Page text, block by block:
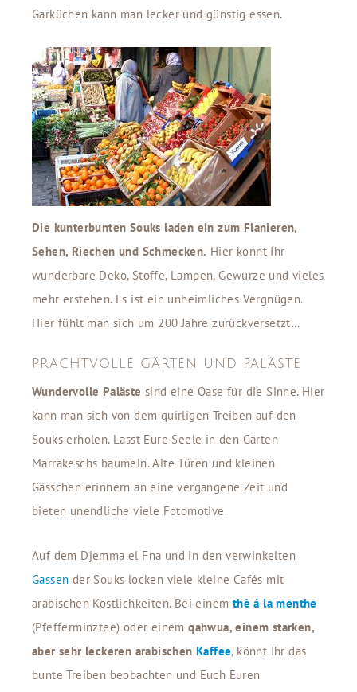
Garküchen kann man lecker und günstig essen.
Die kunterbunten Souks laden ein zum Flanieren,
Sehen, Riechen und Schmecken. Hier könnt Ihr
wunderbare Deko, Stoffe, Lampen, Gewürze und vieles
mehr erstehen. Es ist ein unheimliches Vergnügen.
Hier fühlt man sich um 200 Jahre zurückversetzt…
PRACHTVOLLE GÄRTEN UND PALÄSTE
Wundervolle Paläste sind eine Oase für die Sinne. Hier
kann man sich von dem quirligen Treiben auf den
Souks erholen. Lasst Eure Seele in den Gärten
Marrakeschs baumeln. Alte Türen und kleinen
Gässchen erinnern an eine vergangene Zeit und
bieten unendliche viele Fotomotive.
Auf dem Djemma el Fna und in den verwinkelten
Gassen der Souks locken viele kleine Cafés mit
arabischen Köstlichkeiten. Bei einem thè á la menthe
(Pfefferminztee) oder einemqahwua, einem starken,
aber sehr leckeren arabischen Kaffee, könnt Ihr das
bunte Treiben beobachten und Euch Euren